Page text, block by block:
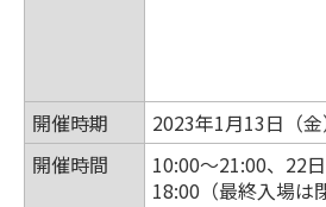
開催時期
2023年1月13日（金
開催時間
10:00～21:00、22
18:00（最終入場は